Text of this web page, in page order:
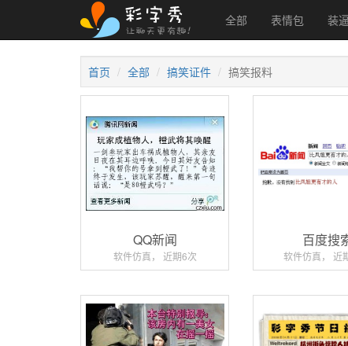
全部 表情包 装
首页 全部 搞笑证件 搞笑报料
QQ新闻
软件仿真， 近期6次
百度搜
软件仿真， 近